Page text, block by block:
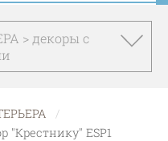
> декоры с
"Крестнику" ESP1